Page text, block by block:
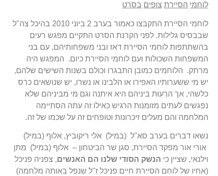
לוחמי הסיירת צופים בסרט
לוחמי הסיירת התקבצו כאמור בערב 2 ביוני 2010 בהיכל צה"ל
שבבסיס גלילות. לפני הקרנת הסרט התקיים מפגש רעים
בהשתתפות לוחמי הסיירת דאז ובני משפחותיהם, עם בני
המשפחות השכולות ועם לוחמי הסיירת כיום. המפגש היה
מרתק. הלוחמים כמובן התבגרו וכולם בשנות השישים שלהם,
יש מי ששערותיו האפירו או הלבינו או נשרו, יש שנושאים כרס
כלשהי, אך הרֵעוּת ביניהם היא איתנה וגם מי מביניהם שלא
נפגשים לעתים מזומנות הרגיש כאילו זה עתה הסתיימה
המלחמה והם מעלים זיכרונות וטופחים זה על שכמו של זה.
נשאו דברים בערב סא"ל (במיל) אלי ריקוביץ, אלוף (במיל)
אורי אור מפקד הסיירת, סגן שר הביטחון – אלוף (במיל) מתן
וילנאי, שציין כי הנשק הסודי שלנו הם האנשים, צפניה פניכל
(אחיו של לוחם הסיירת חיים פניכל ז"ל שנפל באותה מלחמה)